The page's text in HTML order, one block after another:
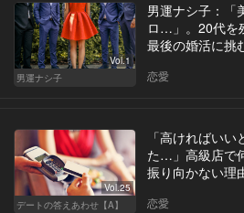
Vol.1
男運ナシ子
男運ナシ子：「
ロ…」。20代を
最後の婚活に挑
恋愛
Vol.25
デートの答えあわせ【A】
「高ければい
た…」高級店で
振り向かない理
恋愛